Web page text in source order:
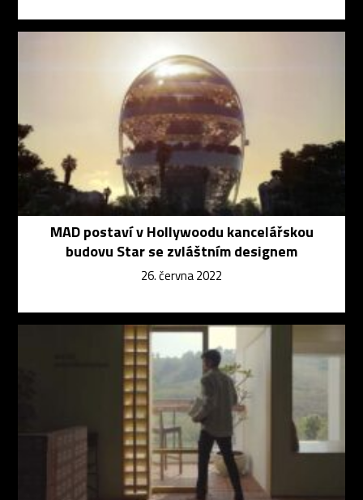
MAD postaví v Hollywoodu kancelářskou
budovu Star se zvláštním designem
26. června 2022